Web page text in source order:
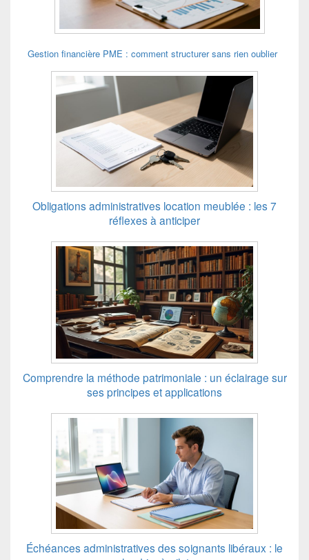
Gestion financière PME : comment structurer sans rien oublier
Obligations administratives location meublée : les 7
réflexes à anticiper
Comprendre la méthode patrimoniale : un éclairage sur
ses principes et applications
Échéances administratives des soignants libéraux : le